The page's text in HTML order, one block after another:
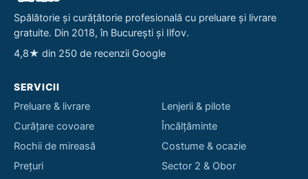
Spălătorie și curățătorie profesională cu preluare și livrare
gratuite. Din 2018, în București și Ilfov.
4,8★ din 250 de recenzii Google
SERVICII
Preluare & livrare
Curățare covoare
Rochii de mireasă
Prețuri
Lenjerii & pilote
Încălțăminte
Costume & ocazie
Sector 2 & Obor